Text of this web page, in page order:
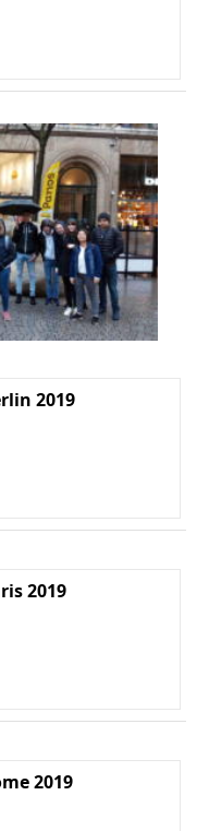
2019
2019
2019